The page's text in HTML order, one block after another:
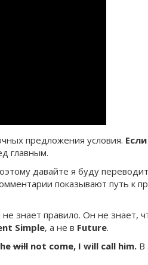
предложения условия.
главным.
давайте я буду
показывают путь к
знает правило. Он не знает,
Simple, а не в Future.
willnot come, I will call him. В